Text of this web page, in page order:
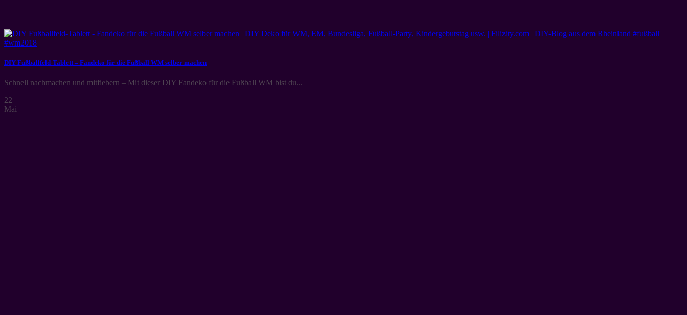
DIY Fußballfeld-Tablett – Fandeko für die Fußball WM selber machen
Schnell nachmachen und mitfiebern – Mit dieser DIY Fandeko für die Fußball WM bist du...
22
Mai